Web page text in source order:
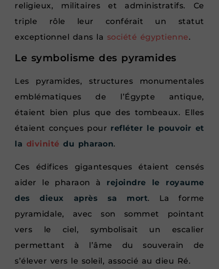
religieux, militaires et administratifs. Ce
triple rôle leur conférait un statut
exceptionnel dans la société égyptienne.
Le symbolisme des pyramides
Les pyramides, structures monumentales
emblématiques de l’Égypte antique,
étaient bien plus que des tombeaux. Elles
étaient conçues pour refléter le pouvoir et
la divinité du pharaon.
Ces édifices gigantesques étaient censés
aider le pharaon à rejoindre le royaume
des dieux après sa mort. La forme
pyramidale, avec son sommet pointant
vers le ciel, symbolisait un escalier
permettant à l’âme du souverain de
s’élever vers le soleil, associé au dieu Ré.